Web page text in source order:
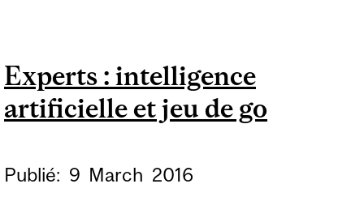
DE CIBLAGE
PUBLICITAIRE
Experts : intelligence
artificielle et jeu de go
Publié: 9 March 2016